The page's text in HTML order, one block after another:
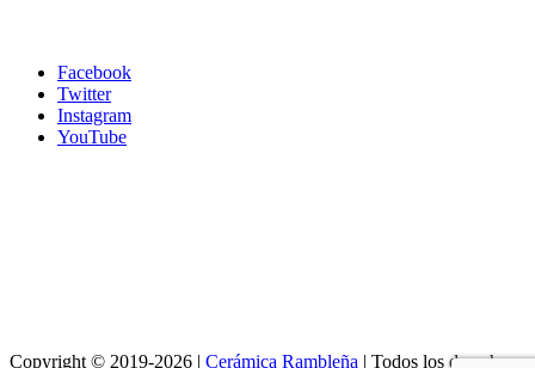
Facebook
Twitter
Instagram
YouTube
Copyright © 2019-2026 | Cerámica Rambleña | Todos los derechos